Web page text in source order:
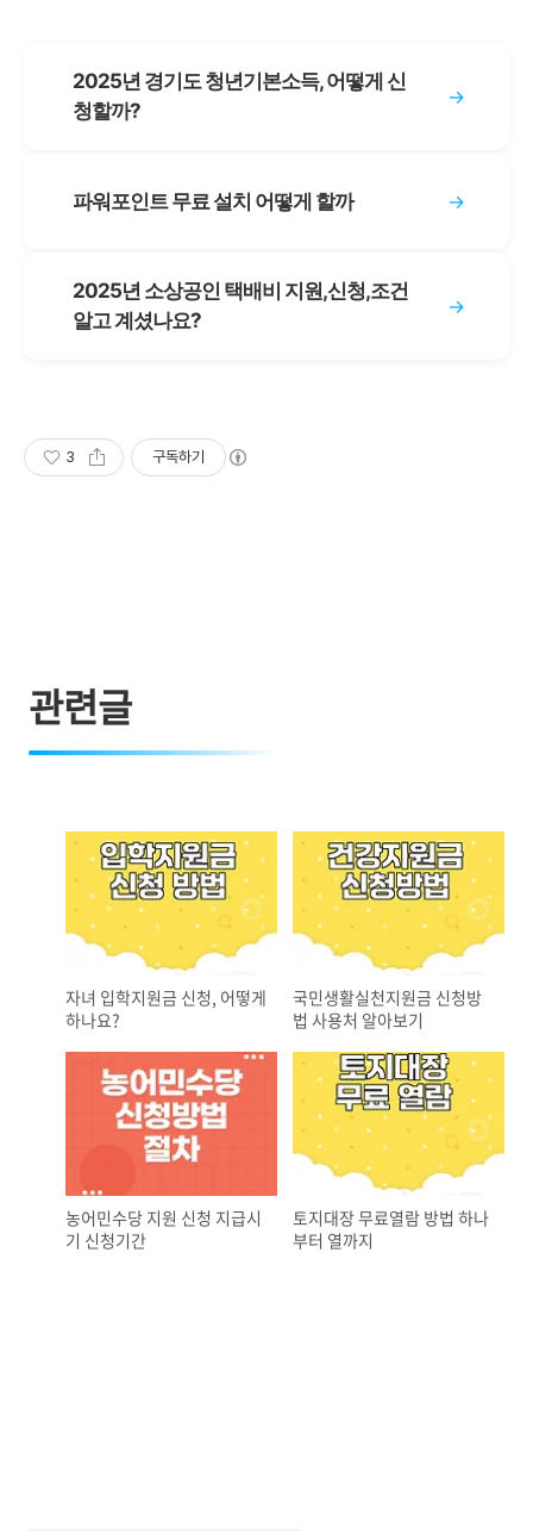
2025년 경기도 청년기본소득, 어떻게 신
청할까?
→
파워포인트 무료 설치 어떻게 할까 →
2025년 소상공인 택배비 지원,신청,조건
알고 계셨나요?
→
3 구독하기
관련글
자녀 입학지원금 신청, 어떻게
하나요?
국민생활실천지원금 신청방
법 사용처 알아보기
농어민수당 지원 신청 지급시
기 신청기간
토지대장 무료열람 방법 하나
부터 열까지